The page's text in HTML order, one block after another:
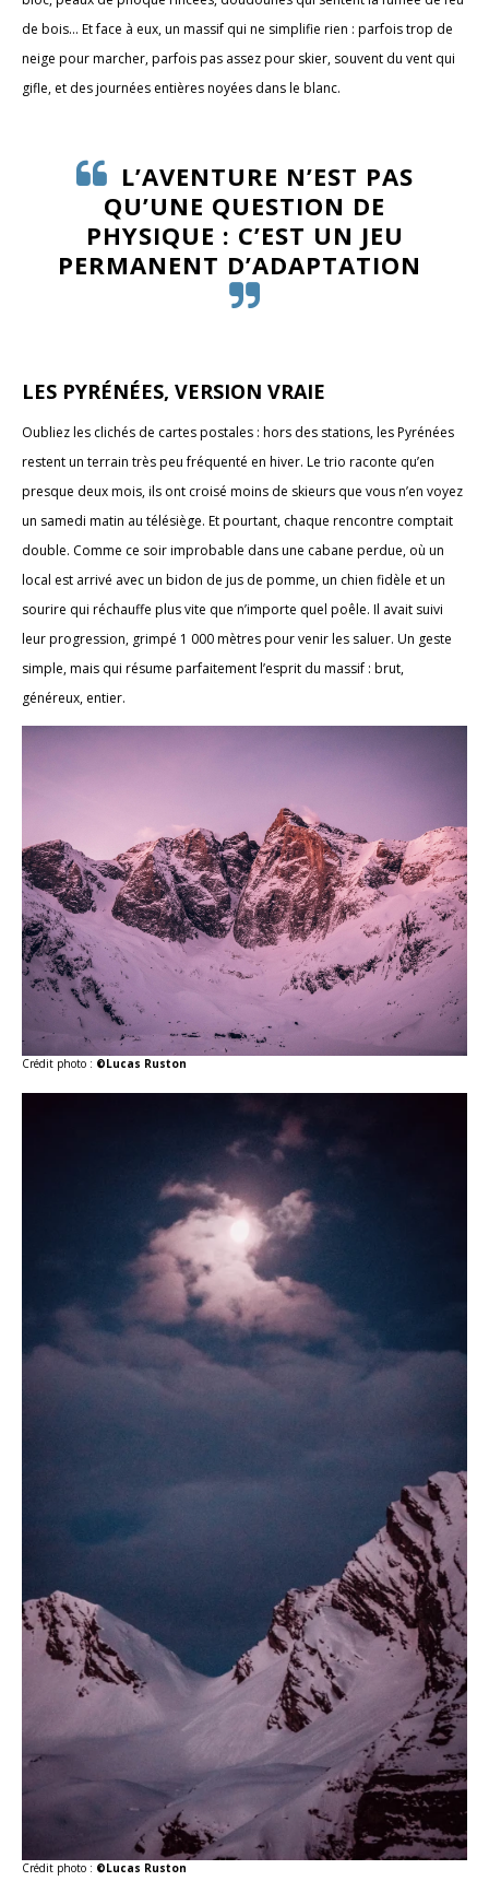
de bois… Et face à eux, un massif qui ne simplifie rien : parfois trop de
neige pour marcher, parfois pas assez pour skier, souvent du vent qui
gifle, et des journées entières noyées dans le blanc.
L’AVENTURE N’EST PAS
QU’UNE QUESTION DE
PHYSIQUE : C’EST UN JEU
PERMANENT D’ADAPTATION
LES PYRÉNÉES, VERSION VRAIE
Oubliez les clichés de cartes postales : hors des stations, les Pyrénées
restent un terrain très peu fréquenté en hiver. Le trio raconte qu’en
presque deux mois, ils ont croisé moins de skieurs que vous n’en voyez
un samedi matin au télésiège. Et pourtant, chaque rencontre comptait
double. Comme ce soir improbable dans une cabane perdue, où un
local est arrivé avec un bidon de jus de pomme, un chien fidèle et un
sourire qui réchauffe plus vite que n’importe quel poêle. Il avait suivi
leur progression, grimpé 1 000 mètres pour venir les saluer. Un geste
simple, mais qui résume parfaitement l’esprit du massif : brut,
généreux, entier.
Crédit photo : ©Lucas Ruston
Crédit photo : ©Lucas Ruston